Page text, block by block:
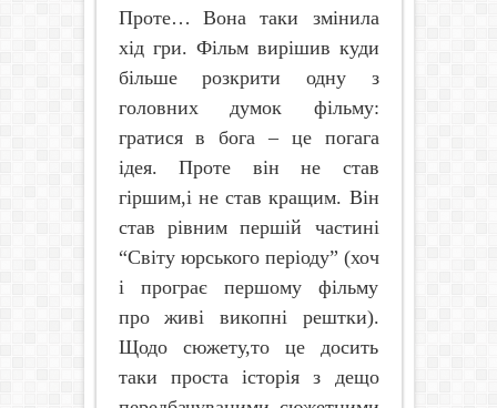
Проте…
Вона таки змінила
хід гри. Фільм вирішив куди
більше розкрити одну з
головних думок фільму:
гратися в бога – це погага
ідея. Проте він не став
гіршим,і не став кращим. Він
став рівним першій частині
“Світу юрського періоду” (хоч
і програє першому фільму
про живі викопні рештки).
Щодо сюжету,то це досить
таки проста історія з дещо